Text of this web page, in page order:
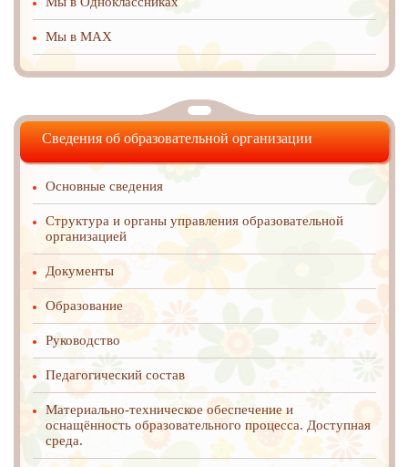
Мы в MAX
Сведения об образовательной организации
Основные сведения
Структура и органы управления образовательной
организацией
Документы
Образование
Руководство
Педагогический состав
Материально-техническое обеспечение и
оснащённость образовательного процесса. Доступная
среда.